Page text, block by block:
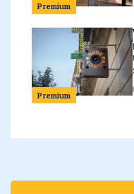
Premium
Premium